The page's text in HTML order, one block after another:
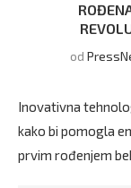
od
Inovativna
kako bi pomogla
prvim rođenjem